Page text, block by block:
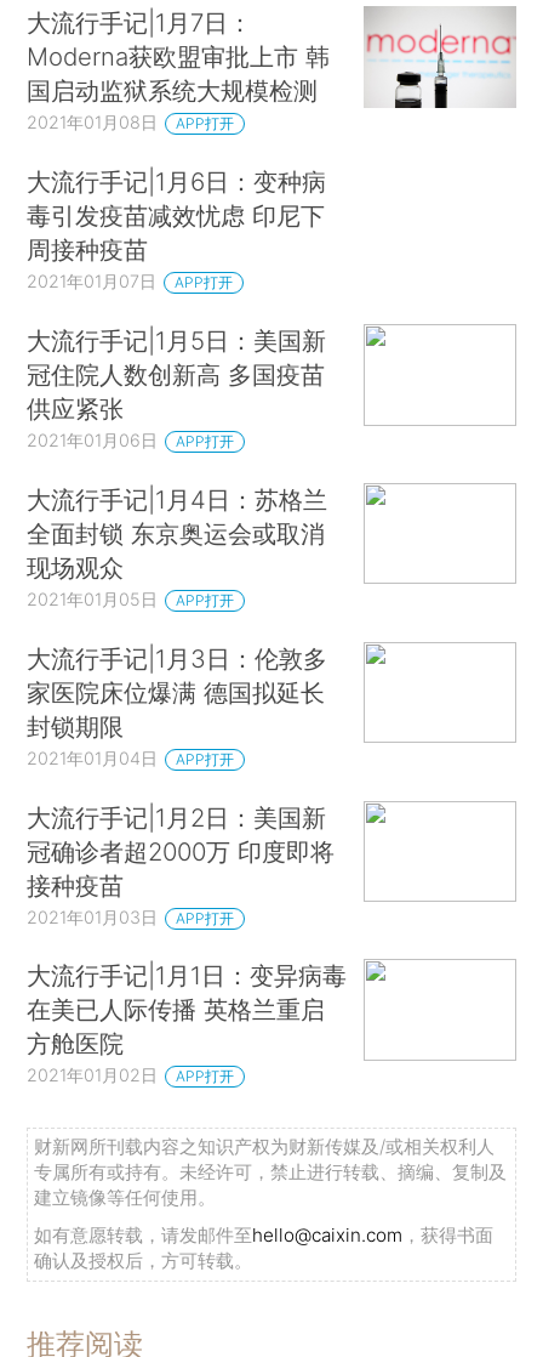
大流行手记|1月7日：
Moderna获欧盟审批上市 韩
国启动监狱系统大规模检测
2021年01月08日 APP打开
大流行手记|1月6日：变种病
毒引发疫苗减效忧虑 印尼下
周接种疫苗
2021年01月07日 APP打开
大流行手记|1月5日：美国新
冠住院人数创新高 多国疫苗
供应紧张
2021年01月06日 APP打开
大流行手记|1月4日：苏格兰
全面封锁 东京奥运会或取消
现场观众
2021年01月05日 APP打开
大流行手记|1月3日：伦敦多
家医院床位爆满 德国拟延长
封锁期限
2021年01月04日 APP打开
大流行手记|1月2日：美国新
冠确诊者超2000万 印度即将
接种疫苗
2021年01月03日 APP打开
大流行手记|1月1日：变异病毒
在美已人际传播 英格兰重启
方舱医院
2021年01月02日 APP打开
财新网所刊载内容之知识产权为财新传媒及/或相关权利人
专属所有或持有。未经许可，禁止进行转载、摘编、复制及
建立镜像等任何使用。
如有意愿转载，请发邮件至hello@caixin.com ，获得书面
确认及授权后，方可转载。
推荐阅读